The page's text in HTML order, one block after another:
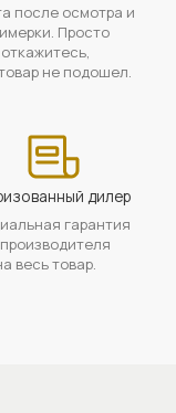
после осмотра и
Просто
откажитесь,
не подошел.
дилер
гарантия
весь товар.